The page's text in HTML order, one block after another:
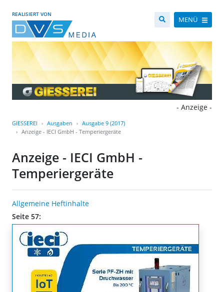
REALISIERT VON
MENÜ
- Anzeige -
GIESSEREI Ausgaben
Ausgabe 9 (2017)
Anzeige - IECI GmbH - Temperiergeräte
Anzeige - IECI GmbH -
Temperiergeräte
Allgemeine Heftinhalte
Seite 57: